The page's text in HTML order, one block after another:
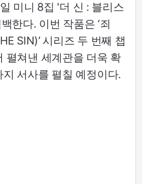
미니 8집 '더 신 : 블리스
한다. 이번 작품은 ‘죄
SIN)’ 시리즈 두 번째 챕
펼쳐낸 세계관을 더욱 확
서사를 펼칠 예정이다.